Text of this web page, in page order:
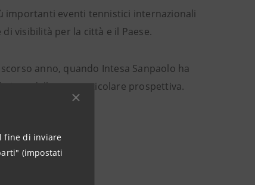
fine di inviare
(impostati
importanti eventi tennistici internazionali
visibilità per la città e il Paese.
anno, quando Intesa Sanpaolo ha
dalla sua particolare prospettiva.